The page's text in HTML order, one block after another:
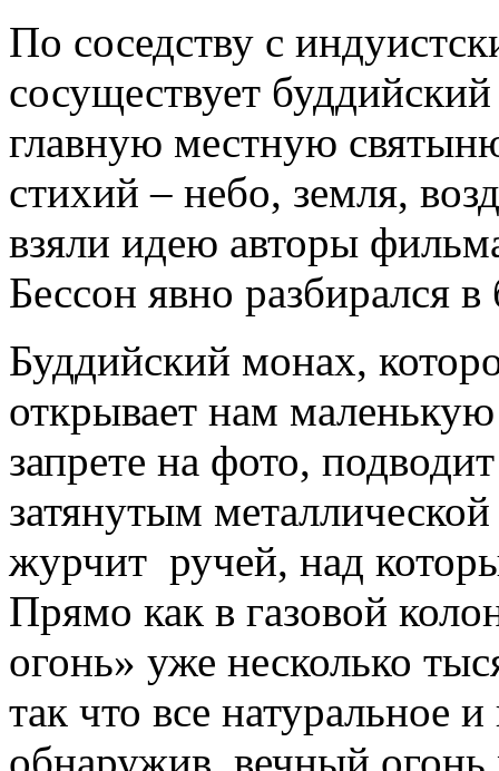
По соседству с
сосуществует
главную местную
стихий – небо, земля,
взяли идею авторы
Бессон явно разбирался в
Буддийский монах,
открывает нам
запрете на фото,
затянутым
журчит ручей, над
Прямо как в газовой
огонь» уже несколько
так что все натуральное